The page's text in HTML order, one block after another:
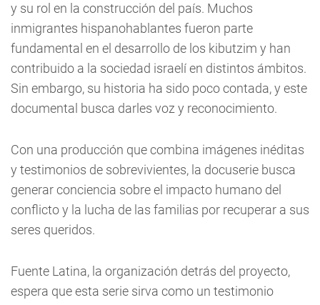
y su rol en la construcción del país. Muchos
inmigrantes hispanohablantes fueron parte
fundamental en el desarrollo de los kibutzim y han
contribuido a la sociedad israelí en distintos ámbitos.
Sin embargo, su historia ha sido poco contada, y este
documental busca darles voz y reconocimiento.
Con una producción que combina imágenes inéditas
y testimonios de sobrevivientes, la docuserie busca
generar conciencia sobre el impacto humano del
conflicto y la lucha de las familias por recuperar a sus
seres queridos.
Fuente Latina, la organización detrás del proyecto,
espera que esta serie sirva como un testimonio